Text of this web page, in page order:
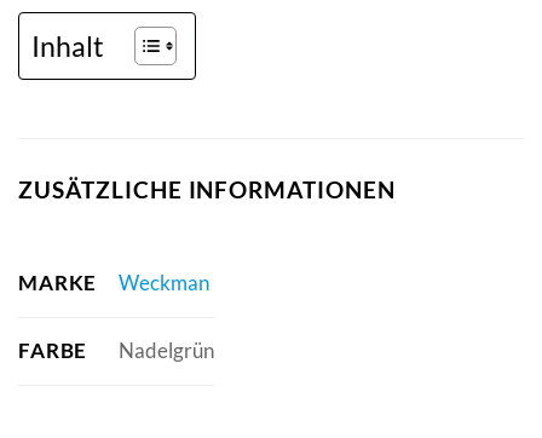
Inhalt
ZUSÄTZLICHE INFORMATIONEN
MARKE Weckman
FARBE Nadelgrün